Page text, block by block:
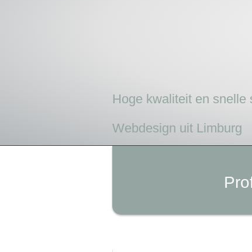
Hoge kwaliteit en snelle
Webdesign uit Limburg